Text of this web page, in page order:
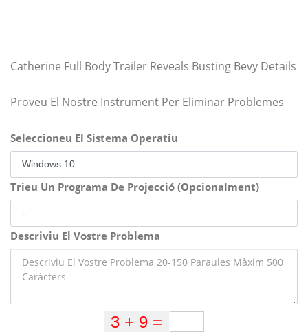
Catherine Full Body Trailer Reveals Busting Bevy Details
Proveu El Nostre Instrument Per Eliminar Problemes
Seleccioneu El Sistema Operatiu
Trieu Un Programa De Projecció (Opcionalment)
Descriviu El Vostre Problema